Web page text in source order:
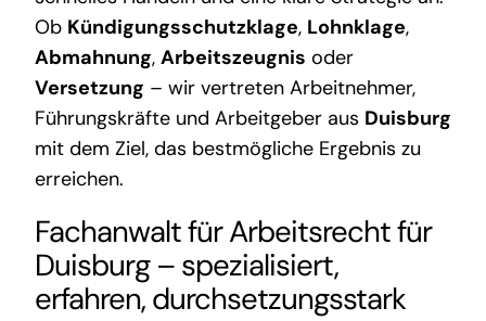
Ob Kündigungsschutzklage, Lohnklage,
Abmahnung, Arbeitszeugnis oder
Versetzung – wir vertreten Arbeitnehmer,
Führungskräfte und Arbeitgeber aus Duisburg
mit dem Ziel, das bestmögliche Ergebnis zu
erreichen.
Fachanwalt für Arbeitsrecht für
Duisburg – spezialisiert,
erfahren, durchsetzungsstark